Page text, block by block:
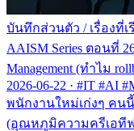
บันทึกส่วนตัว / เรื่องที่
AAISM Series ตอนที่
Management (ทำไม
2026-06-22 · #IT #AI
พนักงานใหม่เก่งๆ คน
(อุณหภูมิความครีเอทีฟ /